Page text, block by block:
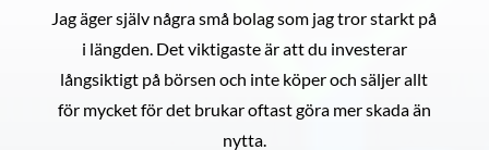
Jag äger själv några små bolag som jag tror starkt på
i längden. Det viktigaste är att du investerar
långsiktigt på börsen och inte köper och säljer allt
för mycket för det brukar oftast göra mer skada än
nytta.